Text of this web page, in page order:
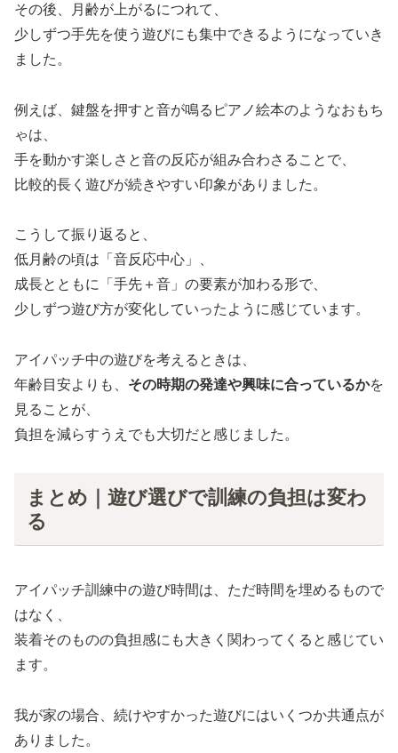
その後、月齢が上がるにつれて、
少しずつ手先を使う遊びにも集中できるようになっていき
ました。
例えば、鍵盤を押すと音が鳴るピアノ絵本のようなおもち
ゃは、
手を動かす楽しさと音の反応が組み合わさることで、
比較的長く遊びが続きやすい印象がありました。
こうして振り返ると、
低月齢の頃は「音反応中心」、
成長とともに「手先＋音」の要素が加わる形で、
少しずつ遊び方が変化していったように感じています。
アイパッチ中の遊びを考えるときは、
年齢目安よりも、 その時期の発達や興味に合っているかを
見ることが、
負担を減らすうえでも大切だと感じました。
まとめ｜遊び選びで訓練の負担は変わ
る
アイパッチ訓練中の遊び時間は、ただ時間を埋めるもので
はなく、
装着そのものの負担感にも大きく関わってくると感じてい
ます。
我が家の場合、続けやすかった遊びにはいくつか共通点が
ありました。